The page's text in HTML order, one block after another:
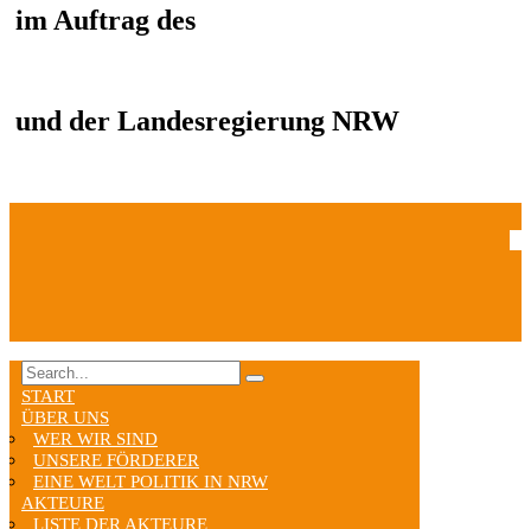
im Auftrag des
und der Landesregierung NRW
START
ÜBER UNS
WER WIR SIND
UNSERE FÖRDERER
EINE WELT POLITIK IN NRW
AKTEURE
LISTE DER AKTEURE